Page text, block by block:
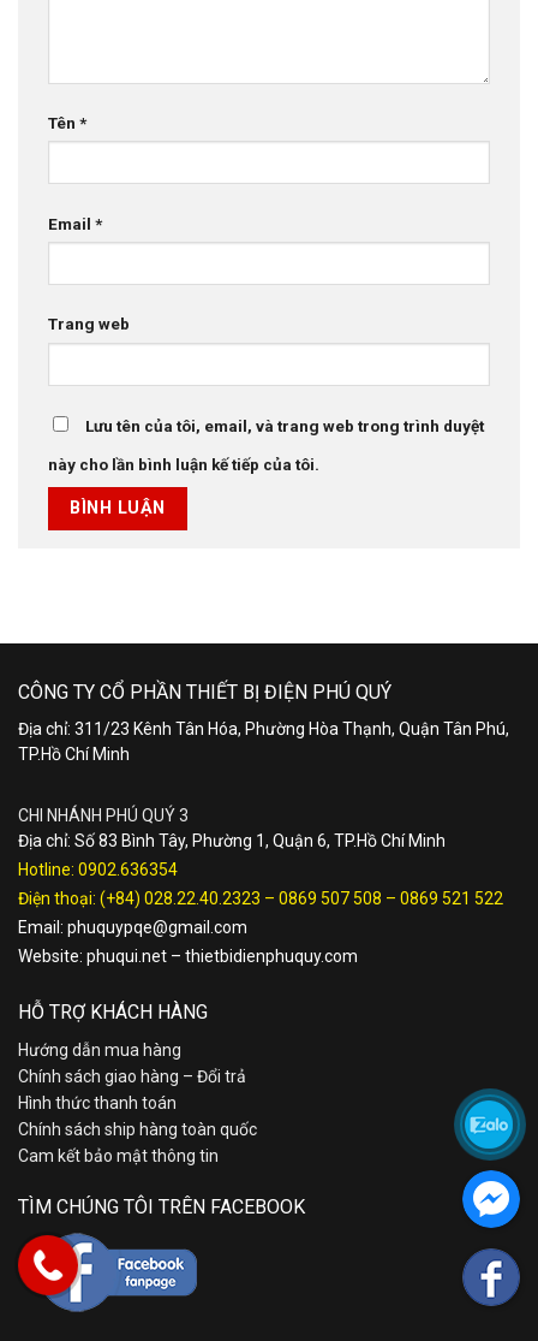
Tên *
Email *
Trang web
Lưu tên của tôi, email, và trang web trong trình duyệt
này cho lần bình luận kế tiếp của tôi.
CÔNG TY CỔ PHẦN THIẾT BỊ ĐIỆN PHÚ QUÝ
Địa chỉ: 311/23 Kênh Tân Hóa, Phường Hòa Thạnh, Quận Tân Phú,
TP.Hồ Chí Minh
CHI NHÁNH PHÚ QUÝ 3
Địa chỉ: Số 83 Bình Tây, Phường 1, Quận 6, TP.Hồ Chí Minh
Hotline: 0902.636354
Điện thoại: (+84) 028.22.40.2323 – 0869 507 508 – 0869 521 522
Email: phuquypqe@gmail.com
Website: phuqui.net – thietbidienphuquy.com
HỖ TRỢ KHÁCH HÀNG
Hướng dẫn mua hàng
Chính sách giao hàng – Đổi trả
Hình thức thanh toán
Chính sách ship hàng toàn quốc
Cam kết bảo mật thông tin
TÌM CHÚNG TÔI TRÊN FACEBOOK